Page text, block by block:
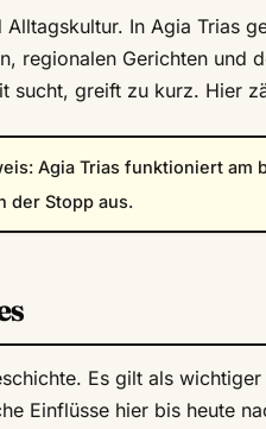
In Agia Trias
regionalen Gerichten und
sucht, greift zu kurz. Hier
Agia Trias funktioniert am
der Stopp aus.
Es gilt als
Einflüsse hier bis heute